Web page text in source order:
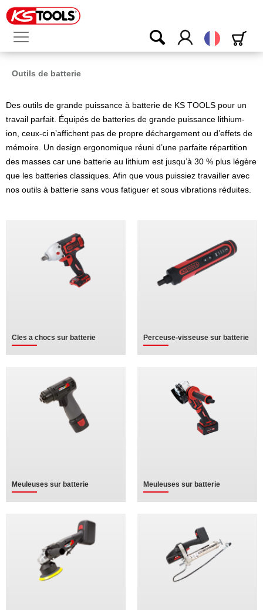
Français
Outils de batterie
Des outils de grande puissance à batterie de KS TOOLS pour un
travail parfait. Équipés de batteries de grande puissance lithium-
ion, ceux-ci n’affichent pas de propre déchargement ou d’effets de
mémoire. Un design ergonomique réuni d’une parfaite répartition
des masses car une batterie au lithium est jusqu’à 30 % plus légère
que les batteries classiques. Afin que vous puissiez travailler avec
nos outils à batterie sans vous fatiguer et sous vibrations réduites.
Cles a chocs sur batterie Perceuse-visseuse sur batterie
Meuleuses sur batterie Meuleuses sur batterie